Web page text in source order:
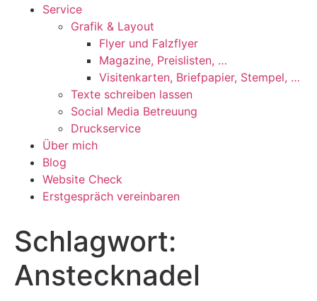
Service
Grafik & Layout
Flyer und Falzflyer
Magazine, Preislisten, …
Visitenkarten, Briefpapier, Stempel, …
Texte schreiben lassen
Social Media Betreuung
Druckservice
Über mich
Blog
Website Check
Erstgespräch vereinbaren
Schlagwort:
Anstecknadel